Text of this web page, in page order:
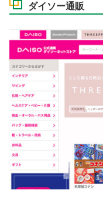
ダイソー通販